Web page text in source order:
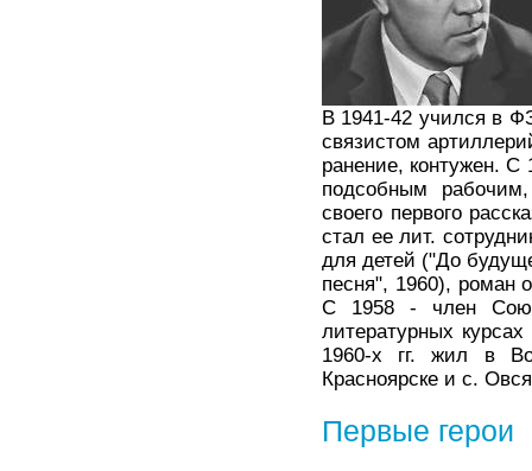
В 1941-42 учился в
связистом
ранение, контужен.
подсобным
своего первого
стал ее лит.
для детей ("До
песня", 1960), роман
С 1958 - член
литературных
1960-х гг. жил в
Красноярске и с.
Первые герои